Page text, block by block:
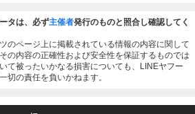
タは、必ず主催者発行のものと照合し確認してく
のページ上に掲載されている情報の内容に関して
の内容の正確性および安全性を保証するものでは
て被ったいかなる損害についても、LINEヤフー
切の責任を負いかねます。